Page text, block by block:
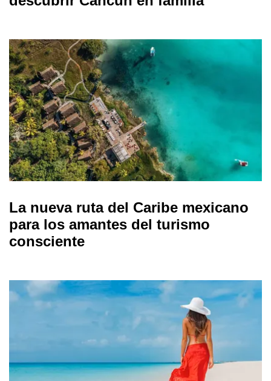
La nueva ruta del Caribe mexicano
para los amantes del turismo
consciente